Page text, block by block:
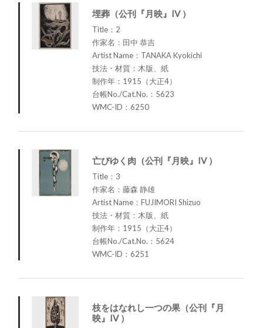
埋葬（公刊『月映』IV ）
Title：2
作家名：田中 恭吉
Artist Name：TANAKA Kyokichi
技法・材質：木版、紙
制作年：1915（大正4）
台帳No./Cat.No.：5623
WMC-ID：6250
亡びゆく肉（公刊『月映』IV ）
Title：3
作家名：藤森 静雄
Artist Name：FUJIMORI Shizuo
技法・材質：木版、紙
制作年：1915（大正4）
台帳No./Cat.No.：5624
WMC-ID：6251
枝をはなれし一つの果（公刊『月
映』IV ）